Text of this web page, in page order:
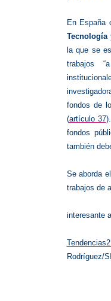
En España
la que se
trabajos
fondos de
(artículo 37).
fondos
también
Se aborda
trabajos de
interesante
Rodríguez/